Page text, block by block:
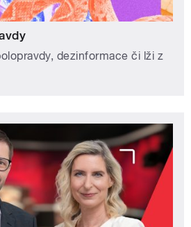
dezinformace či lži z